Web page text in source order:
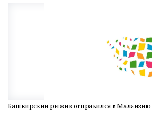
Башкирский рыжик отправился в Малайзию